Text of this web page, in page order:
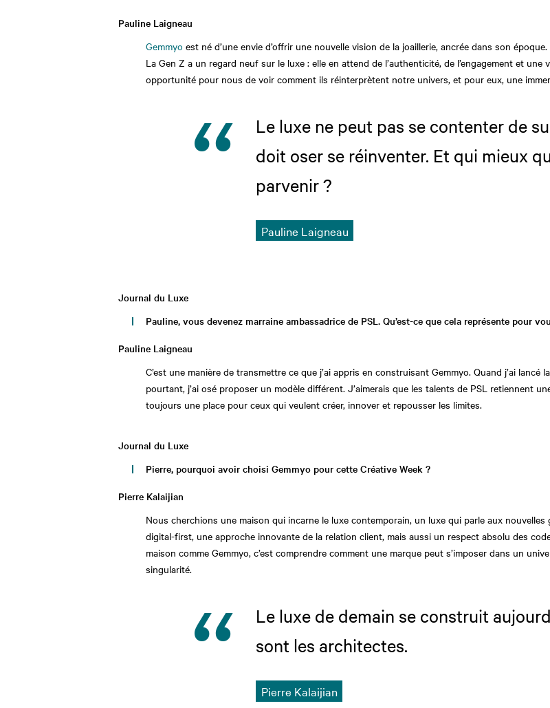
Pauline Laigneau
Gemmyo est né d’une envie d’offrir une nouvelle vision de la joaillerie, ancrée dans son
La Gen Z a un regard neuf sur le luxe : elle en attend de l’authenticité, de l’engagement et
opportunité pour nous de voir comment ils réinterprètent notre univers, et pour eux, une
Le luxe ne peut pas se contenter de
doit oser se réinventer. Et qui mieux
parvenir ?
Pauline Laigneau
Journal du Luxe
Pauline, vous devenez marraine ambassadrice de PSL. Qu’est-ce que cela représente pour
Pauline Laigneau
C’est une manière de transmettre ce que j’ai appris en construisant Gemmyo. Quand j’ai lancé
pourtant, j’ai osé proposer un modèle différent. J’aimerais que les talents de PSL retiennent
toujours une place pour ceux qui veulent créer, innover et repousser les limites.
Journal du Luxe
Pierre, pourquoi avoir choisi Gemmyo pour cette Créative Week ?
Pierre Kalaijian
Nous cherchions une maison qui incarne le luxe contemporain, un luxe qui parle aux
digital-first, une approche innovante de la relation client, mais aussi un respect absolu des
maison comme Gemmyo, c’est comprendre comment une marque peut s’imposer dans un
singularité.
Le luxe de demain se construit
sont les architectes.
Pierre Kalaijian